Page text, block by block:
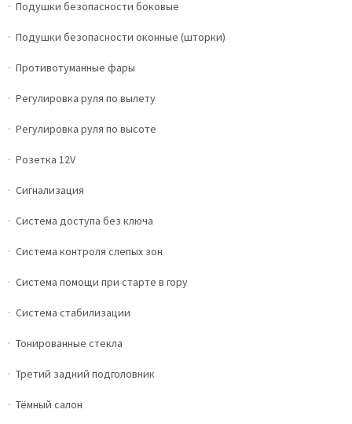
Подушки безопасности боковые
Подушки безопасности оконные (шторки)
Противотуманные фары
Регулировка руля по вылету
Регулировка руля по высоте
Розетка 12V
Сигнализация
Система доступа без ключа
Система контроля слепых зон
Система помощи при старте в гору
Система стабилизации
Тонированные стекла
Третий задний подголовник
Тёмный салон